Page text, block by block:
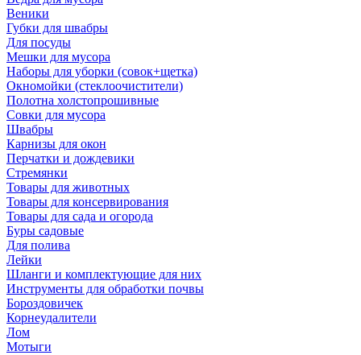
Веники
Губки для швабры
Для посуды
Мешки для мусора
Наборы для уборки (совок+щетка)
Окномойки (стеклоочистители)
Полотна холстопрошивные
Совки для мусора
Швабры
Карнизы для окон
Перчатки и дождевики
Стремянки
Товары для животных
Товары для консервирования
Товары для сада и огорода
Буры садовые
Для полива
Лейки
Шланги и комплектующие для них
Инструменты для обработки почвы
Бороздовичек
Корнеудалители
Лом
Мотыги